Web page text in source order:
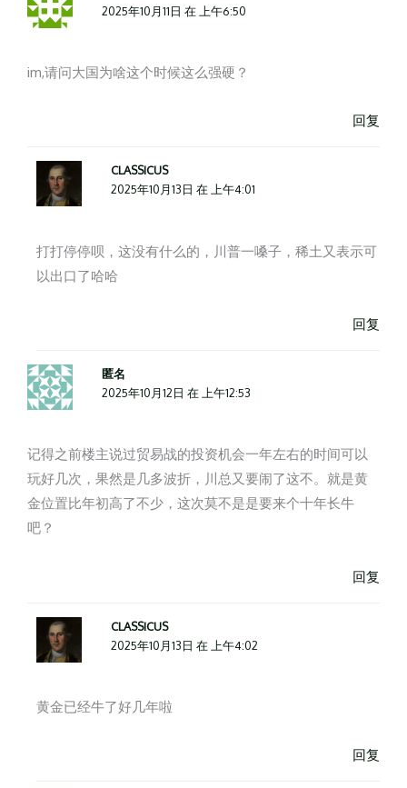
2025年10月11日 在 上午6:50
im,请问大国为啥这个时候这么强硬？
回复
CLASSICUS
2025年10月13日 在 上午4:01
打打停停呗，这没有什么的，川普一嗓子，稀土又表示可
以出口了哈哈
回复
匿名
2025年10月12日 在 上午12:53
记得之前楼主说过贸易战的投资机会一年左右的时间可以
玩好几次，果然是几多波折，川总又要闹了这不。就是黄
金位置比年初高了不少，这次莫不是是要来个十年长牛
吧？
回复
CLASSICUS
2025年10月13日 在 上午4:02
黄金已经牛了好几年啦
回复